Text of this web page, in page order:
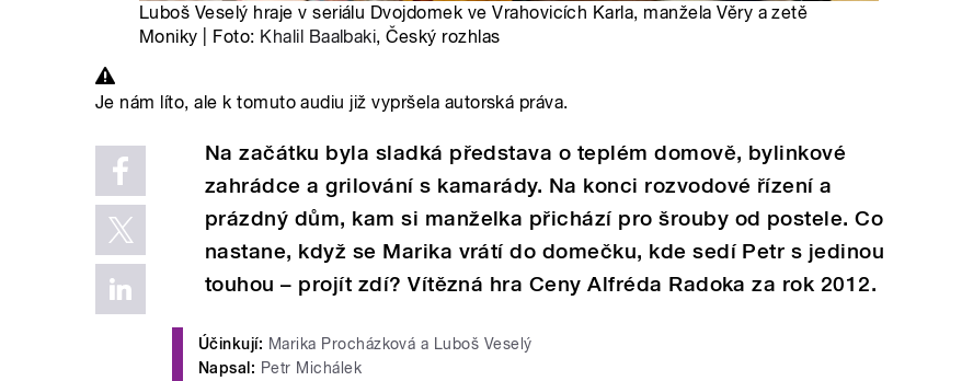
Luboš Veselý hraje v seriálu Dvojdomek ve Vrahovicích Karla, manžela Věry a zetě
Moniky | Foto: Khalil Baalbaki, Český rozhlas
Je nám líto, ale k tomuto audiu již vypršela autorská práva.
Na začátku byla sladká představa o teplém domově, bylinkové
zahrádce a grilování s kamarády. Na konci rozvodové řízení a
prázdný dům, kam si manželka přichází pro šrouby od postele. Co
nastane, když se Marika vrátí do domečku, kde sedí Petr s jedinou
touhou – projít zdí? Vítězná hra Ceny Alfréda Radoka za rok 2012.
Účinkují: Marika Procházková a Luboš Veselý
Napsal: Petr Michálek